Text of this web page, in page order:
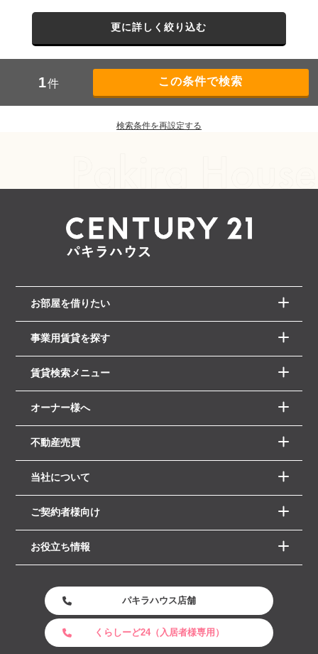
更に詳しく絞り込む
1件
検索条件を再設定する
お部屋を借りたい
事業用賃貸を探す
賃貸検索メニュー
オーナー様へ
不動産売買
当社について
ご契約者様向け
お役立ち情報
パキラハウス店舗
くらしーど24（入居者様専用）